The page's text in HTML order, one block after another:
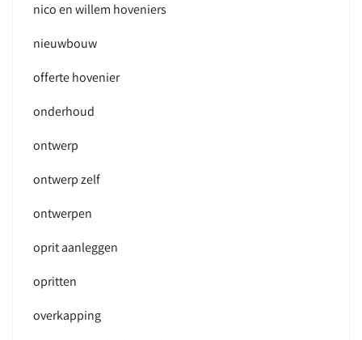
nico en willem hoveniers
nieuwbouw
offerte hovenier
onderhoud
ontwerp
ontwerp zelf
ontwerpen
oprit aanleggen
opritten
overkapping